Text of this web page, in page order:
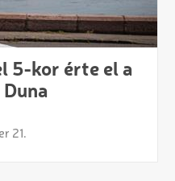
5-kor érte el a
21.